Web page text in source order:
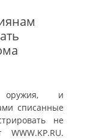
оружия, и
списанные
не